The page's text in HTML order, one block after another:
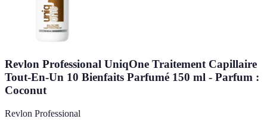
Revlon Professional UniqOne Traitement Capillaire
Tout-En-Un 10 Bienfaits Parfumé 150 ml - Parfum :
Coconut
Revlon Professional